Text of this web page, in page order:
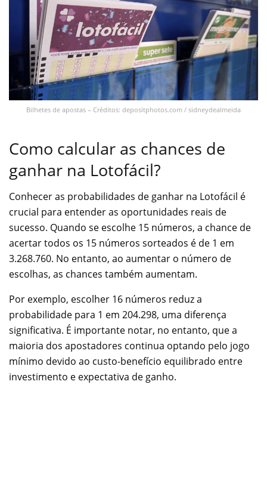
Bilhetes de apostas – Créditos: depositphotos.com / sidneydealmeida
Como calcular as chances de
ganhar na Lotofácil?
Conhecer as probabilidades de ganhar na Lotofácil é
crucial para entender as oportunidades reais de
sucesso. Quando se escolhe 15 números, a chance de
acertar todos os 15 números sorteados é de 1 em
3.268.760. No entanto, ao aumentar o número de
escolhas, as chances também aumentam.
Por exemplo, escolher 16 números reduz a
probabilidade para 1 em 204.298, uma diferença
significativa. É importante notar, no entanto, que a
maioria dos apostadores continua optando pelo jogo
mínimo devido ao custo-benefício equilibrado entre
investimento e expectativa de ganho.